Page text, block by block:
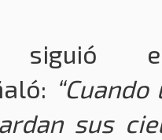
siguió
sus